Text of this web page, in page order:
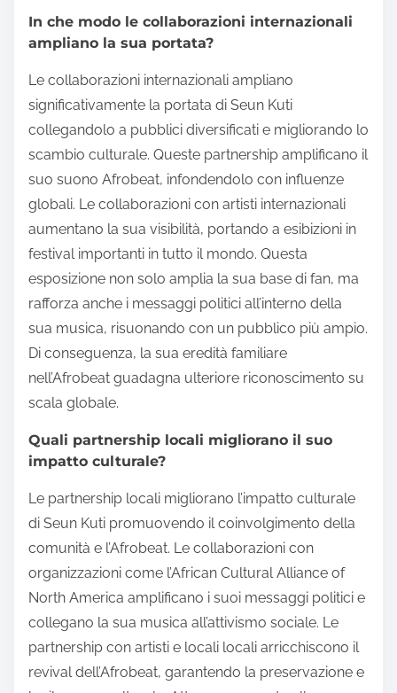
In che modo le collaborazioni internazionali
ampliano la sua portata?
Le collaborazioni internazionali ampliano
significativamente la portata di Seun Kuti
collegandolo a pubblici diversificati e migliorando lo
scambio culturale. Queste partnership amplificano il
suo suono Afrobeat, infondendolo con influenze
globali. Le collaborazioni con artisti internazionali
aumentano la sua visibilità, portando a esibizioni in
festival importanti in tutto il mondo. Questa
esposizione non solo amplia la sua base di fan, ma
rafforza anche i messaggi politici all’interno della
sua musica, risuonando con un pubblico più ampio.
Di conseguenza, la sua eredità familiare
nell’Afrobeat guadagna ulteriore riconoscimento su
scala globale.
Quali partnership locali migliorano il suo
impatto culturale?
Le partnership locali migliorano l’impatto culturale
di Seun Kuti promuovendo il coinvolgimento della
comunità e l’Afrobeat. Le collaborazioni con
organizzazioni come l’African Cultural Alliance of
North America amplificano i suoi messaggi politici e
collegano la sua musica all’attivismo sociale. Le
partnership con artisti e locali locali arricchiscono il
revival dell’Afrobeat, garantendo la preservazione e